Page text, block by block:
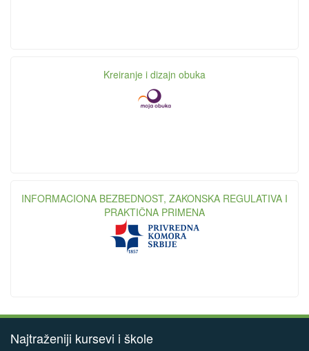
Kreiranje i dizajn obuka
INFORMACIONA BEZBEDNOST, ZAKONSKA REGULATIVA I
PRAKTIČNA PRIMENA
Najtraženiji kursevi i škole